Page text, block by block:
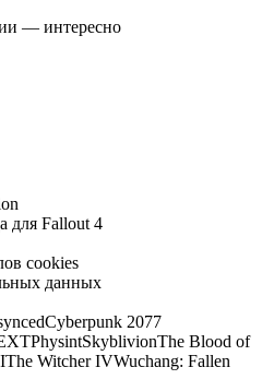
— интересно
для Fallout 4
cookies
данных
Cyberpunk 2077
PhysintSkyblivionThe Blood of
The Witcher IVWuchang: Fallen